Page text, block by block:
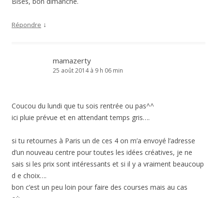
Répondre ↓
mamazerty
25 août 2014 à 9 h 06 min
Coucou du lundi que tu sois rentrée ou pas^^
ici pluie prévue et en attendant temps gris….
si tu retournes à Paris un de ces 4 on m’a envoyé l’adresse
d’un nouveau centre pour toutes les idées créatives, je ne
sais si les prix sont intéressants et si il y a vraiment beaucoup
d e choix….
bon c’est un peu loin pour faire des courses mais au cas